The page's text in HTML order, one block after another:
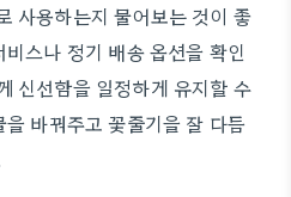
사용하는지 물어보는 것이 좋
스나 정기 배송 옵션을 확인
신선함을 일정하게 유지할 수
바꿔주고 꽃줄기을 잘 다듬